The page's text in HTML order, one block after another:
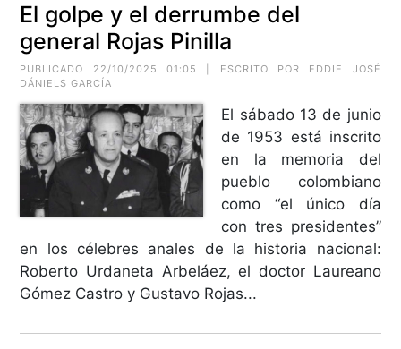
El golpe y el derrumbe del
general Rojas Pinilla
PUBLICADO 22/10/2025 01:05 | ESCRITO POR EDDIE JOSÉ
DÁNIELS GARCÍA
El sábado 13 de junio
de 1953 está inscrito
en la memoria del
pueblo colombiano
como “el único día
con tres presidentes”
en los célebres anales de la historia nacional:
Roberto Urdaneta Arbeláez, el doctor Laureano
Gómez Castro y Gustavo Rojas...